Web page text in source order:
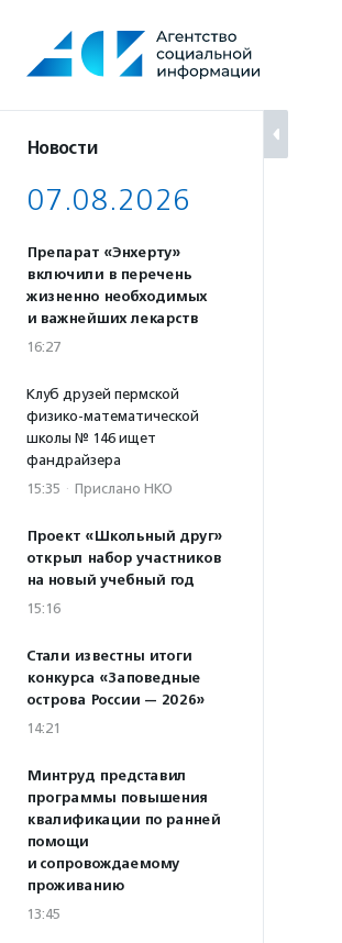
содержанию
Новости
07.08.2026
Препарат «Энхерту»
включили в перечень
жизненно необходимых
и важнейших лекарств
16:27
Клуб друзей пермской
физико-математической
школы № 146 ищет
фандрайзера
15:35 · Прислано НКО
Проект «Школьный друг»
открыл набор участников
на новый учебный год
15:16
Стали известны итоги
конкурса «Заповедные
острова России — 2026»
14:21
Минтруд представил
программы повышения
квалификации по ранней
помощи
и сопровождаемому
проживанию
13:45